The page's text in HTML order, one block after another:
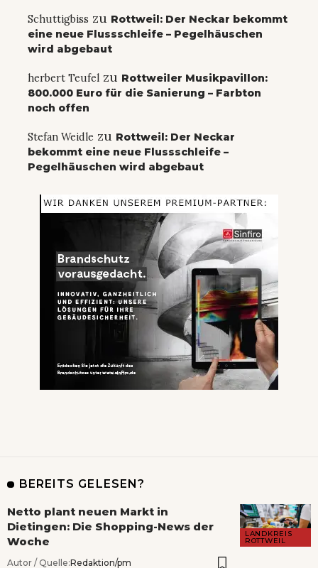
Schuttigbiss zu Rottweil: Der Neckar bekommt
eine neue Flussschleife – Pegelhäuschen
wird abgebaut
herbert Teufel zu Rottweiler Musikpavillon:
800.000 Euro für die Sanierung – Farbton
noch offen
Stefan Weidle zu Rottweil: Der Neckar
bekommt eine neue Flussschleife –
Pegelhäuschen wird abgebaut
BEREITS GELESEN?
LANDKREIS
ROTTWEIL
Netto plant neuen Markt in
Dietingen: Die Shopping-News der
Woche
Autor / Quelle:Redaktion/pm